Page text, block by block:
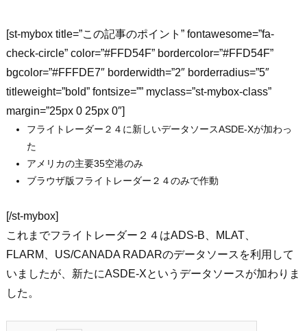
[st-mybox title=”この記事のポイント” fontawesome=”fa-
check-circle” color=”#FFD54F” bordercolor=”#FFD54F”
bgcolor=”#FFFDE7″ borderwidth=”2″ borderradius=”5″
titleweight=”bold” fontsize=”” myclass=”st-mybox-class”
margin=”25px 0 25px 0″]
フライトレーダー２４に新しいデータソースASDE-Xが加わっ
た
アメリカの主要35空港のみ
ブラウザ版フライトレーダー２４のみで作動
[/st-mybox]
これまでフライトレーダー２４はADS-B、MLAT、
FLARM、US/CANADA RADARのデータソースを利用して
いましたが、新たにASDE-Xというデータソースが加わりま
した。